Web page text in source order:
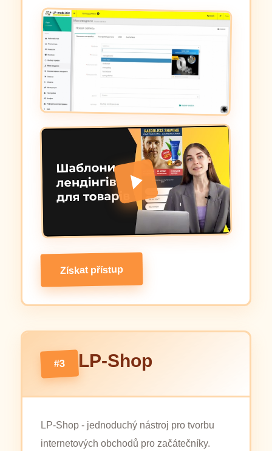
Získat přístup
#3 LP-Shop
LP-Shop - jednoduchý nástroj pro tvorbu
internetových obchodů pro začátečníky.